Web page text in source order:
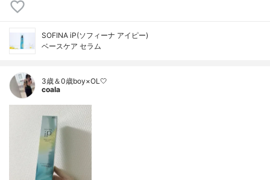
SOFINA iP(ソフィーナ アイピー)
ベースケア セラム
3歳＆0歳boy×OL🤍
coala